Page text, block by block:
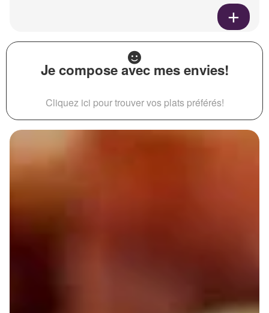
Je compose avec mes envies!
Cliquez ici pour trouver vos plats préférés!